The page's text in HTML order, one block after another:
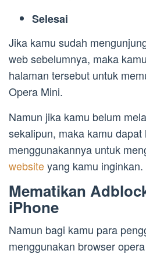
Selesai
Jika kamu sudah
web sebelumnya, maka
halaman tersebut untuk
Opera Mini.
Namun jika kamu belum
sekalipun, maka kamu dapat
menggunakannya untuk
websiteyang kamu inginkan.
Mematikan
iPhone
Namun bagi kamu para
menggunakan browser